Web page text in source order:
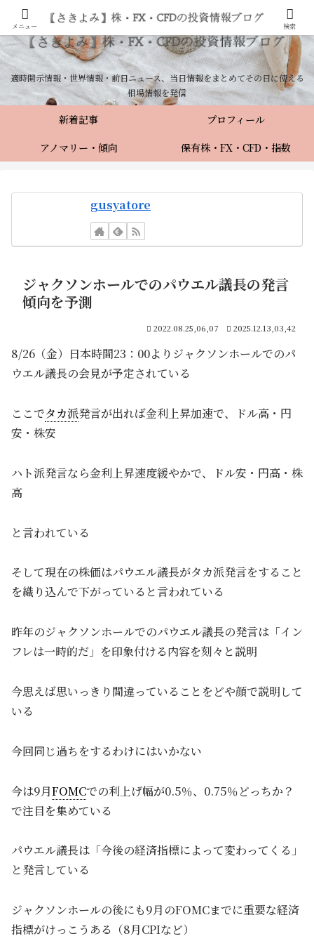
適時開示情報・世界情報・前日ニュース、当日情報をまとめてその日に使える
相場情報を発信
新着記事
プロフィール
アノマリー・傾向
保有株・FX・CFD・指数
gusyatore
ジャクソンホールでのパウエル議長の発言
傾向を予測
2022.08.25,06,07 2025.12.13,03,42
8/26（金）日本時間23：00よりジャクソンホールでのパ
ウエル議長の会見が予定されている
ここでタカ派発言が出れば金利上昇加速で、ドル高・円
安・株安
ハト派発言なら金利上昇速度緩やかで、ドル安・円高・株
高
と言われている
そして現在の株価はパウエル議長がタカ派発言をすること
を織り込んで下がっていると言われている
昨年のジャクソンホールでのパウエル議長の発言は「イン
フレは一時的だ」を印象付ける内容を刻々と説明
今思えば思いっきり間違っていることをどや顔で説明して
いる
今回同じ過ちをするわけにはいかない
今は9月FOMCでの利上げ幅が0.5％、0.75％どっちか？
で注目を集めている
パウエル議長は「今後の経済指標によって変わってくる」
と発言している
ジャクソンホールの後にも9月のFOMCまでに重要な経済
指標がけっこうある（8月CPIなど）
メニュー 検索